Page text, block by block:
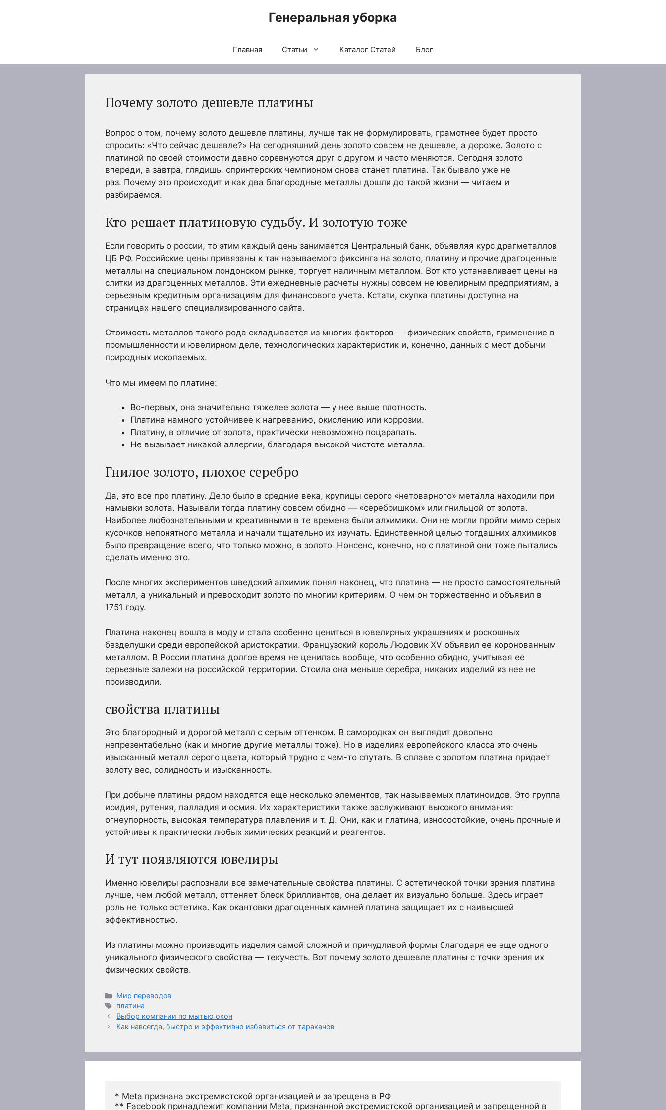
Генеральная уборка
Главная Статьи Каталог Статей Блог
Почему золото дешевле платины
Вопрос о том, почему золото дешевле платины, лучше так не формулировать, грамотнее будет просто
спросить: «Что сейчас дешевле?» На сегодняшний день золото совсем не дешевле, а дороже. Золото с
платиной по своей стоимости давно соревнуются друг с другом и часто меняются. Сегодня золото
впереди, а завтра, глядишь, спринтерских чемпионом снова станет платина. Так бывало уже не
раз. Почему это происходит и как два благородные металлы дошли до такой жизни — читаем и
разбираемся.
Кто решает платиновую судьбу. И золотую тоже
Если говорить о россии, то этим каждый день занимается Центральный банк, объявляя курс драгметаллов
ЦБ РФ. Российские цены привязаны к так называемого фиксинга на золото, платину и прочие драгоценные
металлы на специальном лондонском рынке, торгует наличным металлом. Вот кто устанавливает цены на
слитки из драгоценных металлов. Эти ежедневные расчеты нужны совсем не ювелирным предприятиям, а
серьезным кредитным организациям для финансового учета. Кстати, скупка платины доступна на
страницах нашего специализированного сайта.
Стоимость металлов такого рода складывается из многих факторов — физических свойств, применение в
промышленности и ювелирном деле, технологических характеристик и, конечно, данных с мест добычи
природных ископаемых.
Что мы имеем по платине:
Во-первых, она значительно тяжелее золота — у нее выше плотность.
Платина намного устойчивее к нагреванию, окислению или коррозии.
Платину, в отличие от золота, практически невозможно поцарапать.
Не вызывает никакой аллергии, благодаря высокой чистоте металла.
Гнилое золото, плохое серебро
Да, это все про платину. Дело было в средние века, крупицы серого «нетоварного» металла находили при
намывки золота. Называли тогда платину совсем обидно — «серебришком» или гнильцой от золота.
Наиболее любознательными и креативными в те времена были алхимики. Они не могли пройти мимо серых
кусочков непонятного металла и начали тщательно их изучать. Единственной целью тогдашних алхимиков
было превращение всего, что только можно, в золото. Нонсенс, конечно, но с платиной они тоже пытались
сделать именно это.
После многих экспериментов шведский алхимик понял наконец, что платина — не просто самостоятельный
металл, а уникальный и превосходит золото по многим критериям. О чем он торжественно и объявил в
1751 году.
Платина наконец вошла в моду и стала особенно цениться в ювелирных украшениях и роскошных
безделушки среди европейской аристократии. Французский король Людовик XV объявил ее коронованным
металлом. В России платина долгое время не ценилась вообще, что особенно обидно, учитывая ее
серьезные залежи на российской территории. Стоила она меньше серебра, никаких изделий из нее не
производили.
свойства платины
Это благородный и дорогой металл с серым оттенком. В самородках он выглядит довольно
непрезентабельно (как и многие другие металлы тоже). Но в изделиях европейского класса это очень
изысканный металл серого цвета, который трудно с чем-то спутать. В сплаве с золотом платина придает
золоту вес, солидность и изысканность.
При добыче платины рядом находятся еще несколько элементов, так называемых платиноидов. Это группа
иридия, рутения, палладия и осмия. Их характеристики также заслуживают высокого внимания:
огнеупорность, высокая температура плавления и т. Д. Они, как и платина, износостойкие, очень прочные и
устойчивы к практически любых химических реакций и реагентов.
И тут появляются ювелиры
Именно ювелиры распознали все замечательные свойства платины. С эстетической точки зрения платина
лучше, чем любой металл, оттеняет блеск бриллиантов, она делает их визуально больше. Здесь играет
роль не только эстетика. Как окантовки драгоценных камней платина защищает их с наивысшей
эффективностью.
Из платины можно производить изделия самой сложной и причудливой формы благодаря ее еще одного
уникального физического свойства — текучесть. Вот почему золото дешевле платины с точки зрения их
физических свойств.
Рубрики
Мир переводов
Метки
платина
Выбор компании по мытью окон
Как навсегда, быстро и эффективно избавиться от тараканов
* Meta признана экстремистской организацией и запрещена в РФ
** Facebook принадлежит компании Meta, признанной экстремистской организацией и запрещенной в